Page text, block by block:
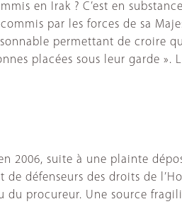
en Irak ? C’est en
par les forces de sa
permettant de croire
placées sous leur garde ».
2006, suite à une plainte
de défenseurs des droits de
procureur. Une source